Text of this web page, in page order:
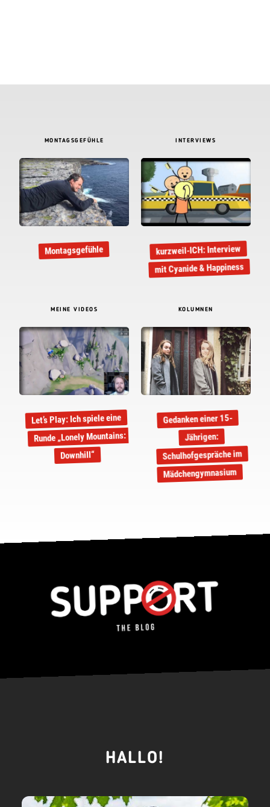
MONTAGSGEFÜHLE
Montagsgefühle
INTERVIEWS
kurzweil-ICH: Interview
mit Cyanide & Happiness
MEINE VIDEOS
Let’s Play: Ich spiele eine
Runde „Lonely Mountains:
Downhill“
KOLUMNEN
Gedanken einer 15-
Jährigen:
Schulhofgespräche im
Mädchengymnasium
HALLO!